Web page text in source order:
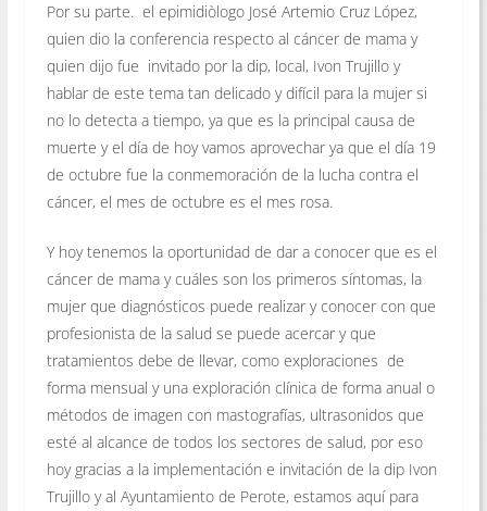
Por su parte. el epimidiòlogo José Artemio Cruz López,
quien dio la conferencia respecto al cáncer de mama y
quien dijo fue invitado por la dip, local, Ivon Trujillo y
hablar de este tema tan delicado y difícil para la mujer si
no lo detecta a tiempo, ya que es la principal causa de
muerte y el día de hoy vamos aprovechar ya que el día 19
de octubre fue la conmemoración de la lucha contra el
cáncer, el mes de octubre es el mes rosa.
Y hoy tenemos la oportunidad de dar a conocer que es el
cáncer de mama y cuáles son los primeros síntomas, la
mujer que diagnósticos puede realizar y conocer con que
profesionista de la salud se puede acercar y que
tratamientos debe de llevar, como exploraciones de
forma mensual y una exploración clínica de forma anual o
métodos de imagen con mastografías, ultrasonidos que
esté al alcance de todos los sectores de salud, por eso
hoy gracias a la implementación e invitación de la dip Ivon
Trujillo y al Ayuntamiento de Perote, estamos aquí para